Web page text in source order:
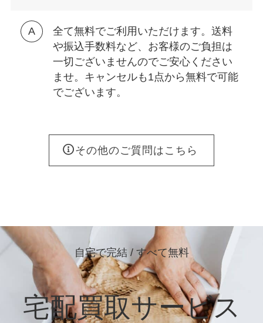
全て無料でご利用いただけます。送料
や振込手数料など、お客様のご負担は
一切ございませんのでご安心ください
ませ。キャンセルも1点から無料で可能
でございます。
その他のご質問はこちら
自宅で完結 / すべて無料
宅配買取サービス